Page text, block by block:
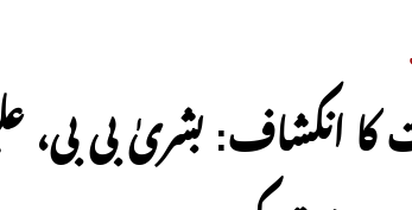
کا انکشاف: بشریٰ بی بی،